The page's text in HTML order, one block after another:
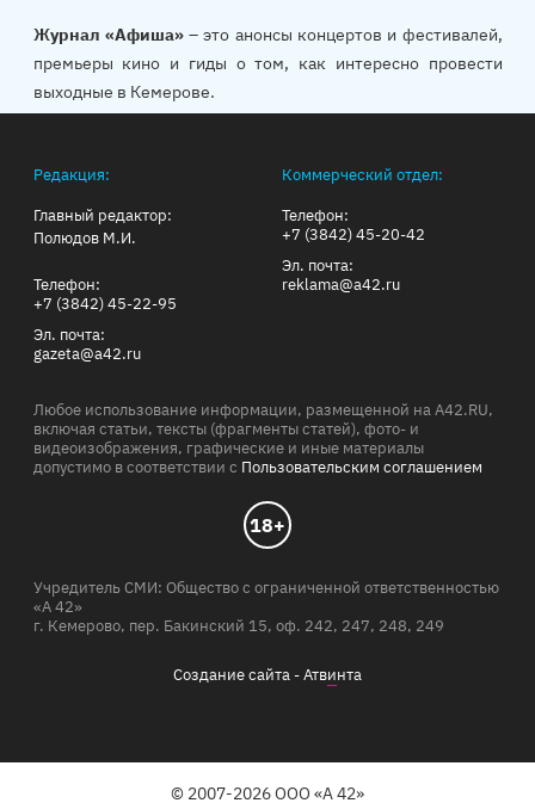
Журнал «Афиша»– это анонсы концертов и фестивалей,
премьеры кино и гиды о том, как интересно провести
выходные в Кемерове.
Редакция:
Главный редактор:
Полюдов М.И.
Телефон:
+7 (3842) 45-22-95
Эл. почта:
gazeta@a42.ru
Коммерческий отдел:
Телефон:
+7 (3842) 45-20-42
Эл. почта:
reklama@a42.ru
Любое использование информации, размещенной на A42.RU,
включая статьи, тексты (фрагменты статей), фото- и
видеоизображения, графические и иные материалы
допустимо в соответствии с Пользовательским соглашением
18+
Учредитель СМИ: Общество с ограниченной ответственностью
«А 42»
г. Кемерово, пер. Бакинский 15, оф. 242, 247, 248, 249
Создание сайта -Атвинта
© 2007-2026 ООО «А 42»